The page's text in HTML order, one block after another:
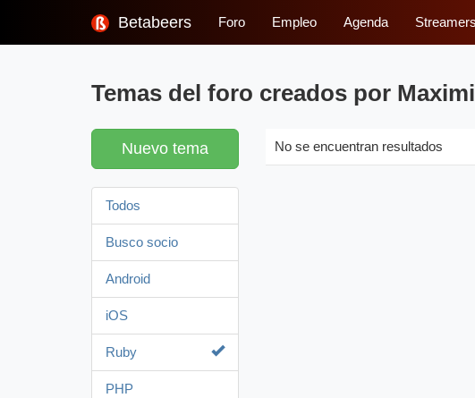
Betabeers Foro Empleo Agenda Streamers
Temas del foro creados por
Nuevo tema
Todos
Busco socio
Android
iOS
Ruby
PHP
No se encuentran resultados